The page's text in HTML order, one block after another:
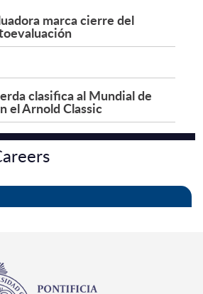
marca cierre del
clasifica al Mundial de
el Arnold Classic